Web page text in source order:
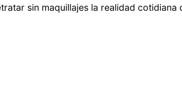
sin maquillajes la realidad cotidiana